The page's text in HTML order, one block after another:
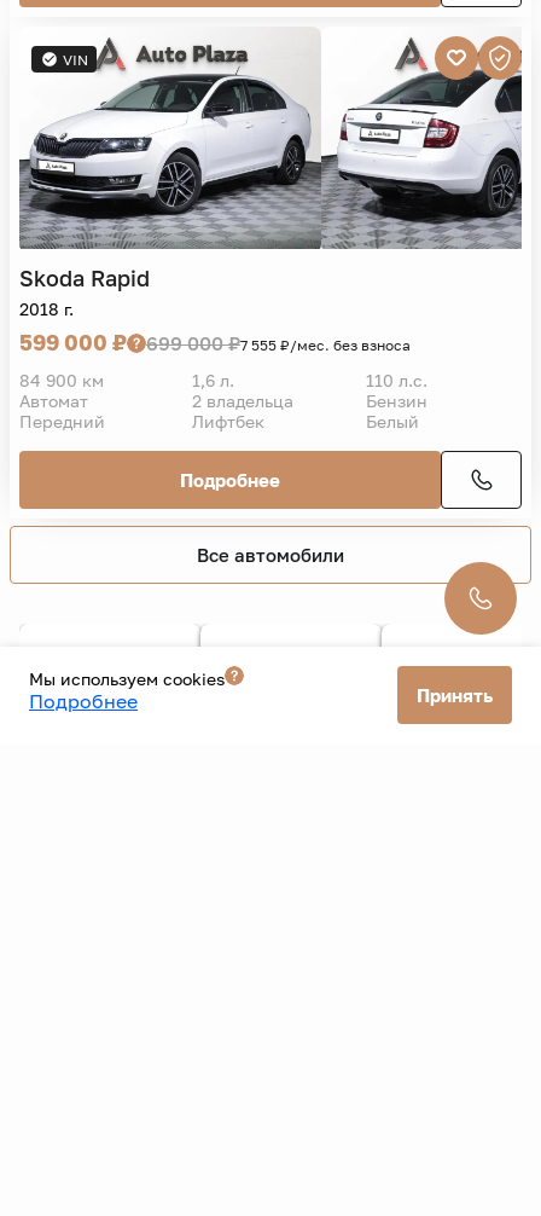
VIN
Skoda Rapid
2018 г.
599 000 ₽ 699 000 ₽7 555 ₽/мес. без взноса
84 900 км 1,6 л.
110 л.с.
Автомат
2 владельца
Бензин
Передний
Лифтбек Белый
Подробнее
Все автомобили
Мы используем cookies
Подробнее Принять